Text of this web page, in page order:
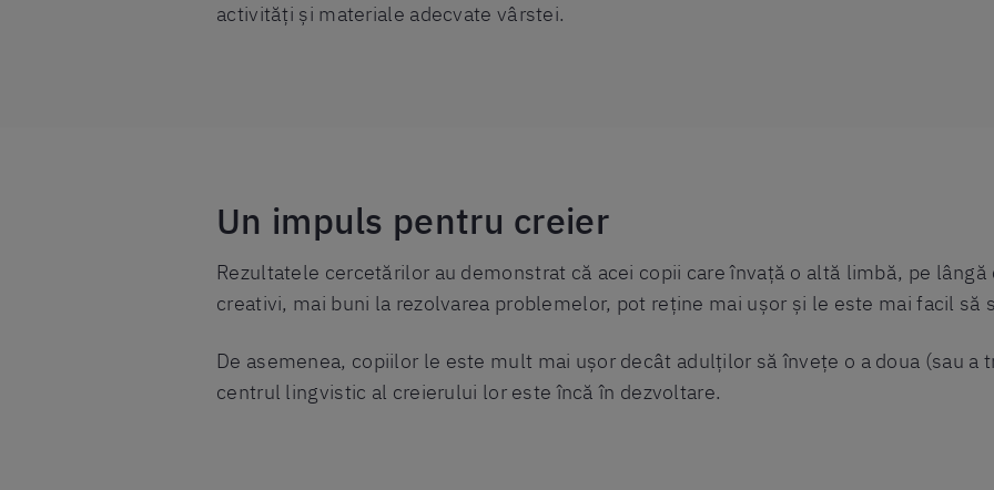
activități și materiale adecvate vârstei.
Un impuls pentru creier
Rezultatele cercetărilor au demonstrat că acei copii care învață o altă limbă, pe
creativi, mai buni la rezolvarea problemelor, pot reține mai ușor și le este mai facil să
De asemenea, copiilor le este mult mai ușor decât adulților să învețe o a doua (sau a
centrul lingvistic al creierului lor este încă în dezvoltare.